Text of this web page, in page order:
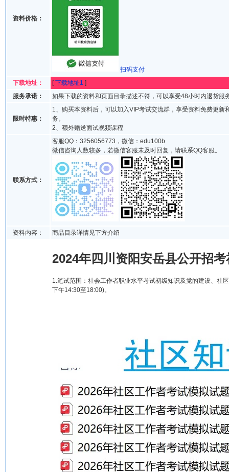
资料价格：
扫码支付
下载地址：
[下载地址1 ]
服务承诺：
如果下载的资料和页面目录描述不符，可以享受48小时内退货服
限时特惠：
1、购买本资料后，可以加入VIP考试交流群，享受资料免费更新
务。
2、额外赠送面试视频课程
联系方式：
客服QQ：3256056773，微信：edu100b
微信咨询人数较多，若微信客服未及时回复，请联系QQ客服。
资料内容： 商品目录详情见下方介绍
2024年四川资阳安岳县公开招
1.笔试范围：社会工作者职业水平考试初级知识及党的建设、
下午14:30至18:00)。